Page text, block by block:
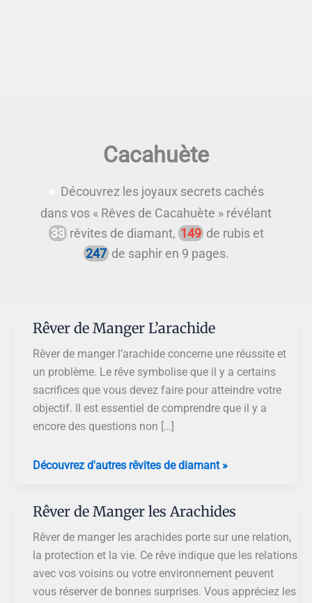
Cacahuète
Découvrez les joyaux secrets cachés
dans vos « Rêves de Cacahuète » révélant
33rêvites de diamant, 149de rubis et
247de saphir en 9 pages.
Rêver de Manger L’arachide
Rêver de manger l’arachide concerne une réussite et
un problème. Le rêve symbolise que il y a certains
sacrifices que vous devez faire pour atteindre votre
objectif. Il est essentiel de comprendre que il y a
encore des questions non […]
Rêver
L’arachide
Découvrez d'autres rêvites de diamant »
Rêver de Manger les Arachides
Rêver de manger les arachides porte sur une relation,
la protection et la vie. Ce rêve indique que les relations
avec vos voisins ou votre environnement peuvent
vous réserver de bonnes surprises. Vous appréciez les